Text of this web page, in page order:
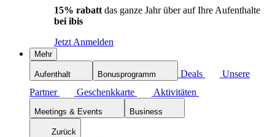
15% rabatt das ganze Jahr über auf Ihre Aufenthalte
bei ibis
Jetzt Anmelden
Mehr
Aufenthalt Bonusprogramm Deals
Unsere
Partner
Geschenkkarte Aktivitäten
Meetings & Events Business
Zurück